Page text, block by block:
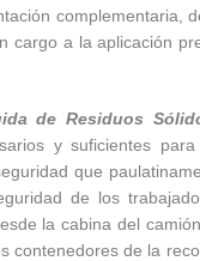
complementaria,
a la aplicación
de Residuos
y suficientes
que
de los
la cabina del
de la